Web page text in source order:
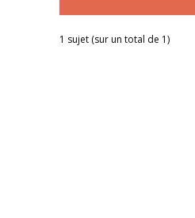
1 sujet (sur un total de 1)